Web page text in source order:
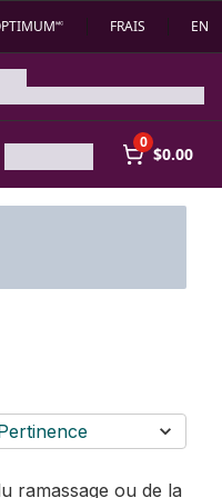
FRAIS EN
0
$0.00
ramassage ou de la